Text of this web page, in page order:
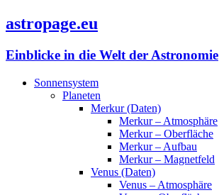
astropage.eu
Einblicke in die Welt der Astronomie
Sonnensystem
Planeten
Merkur (Daten)
Merkur – Atmosphäre
Merkur – Oberfläche
Merkur – Aufbau
Merkur – Magnetfeld
Venus (Daten)
Venus – Atmosphäre